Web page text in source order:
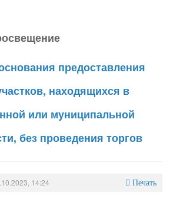
предоставления
находящихся в
или муниципальной
без проведения торгов
14:24 Печать